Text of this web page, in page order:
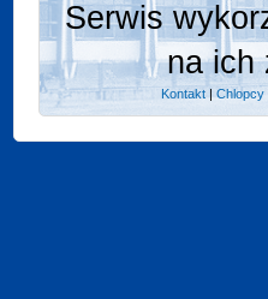
Serwis
na ich
Kontakt |Chlopcy